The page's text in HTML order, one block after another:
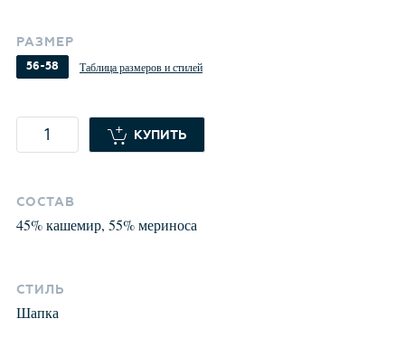
РАЗМЕР
56-58 Таблица размеров и стилей
КУПИТЬ
СОСТАВ
45%кашемир, 55%мериноса
СТИЛЬ
Шапка